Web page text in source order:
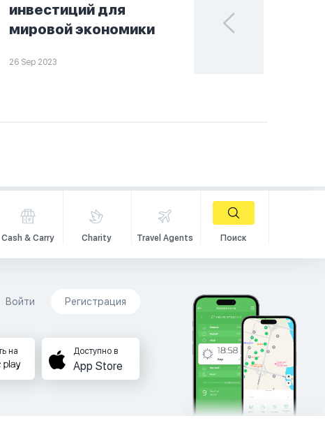
инвестиций для
мировой экономики
26 Sep 2023
поисках
в мире
Cash & Carry Charity Travel Agents Поиск
Войти Регистрация
на Доступно в
App Store